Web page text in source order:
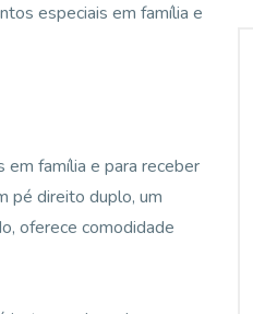
especiais em família e
família e para receber
pé direito duplo, um
oferece comodidade